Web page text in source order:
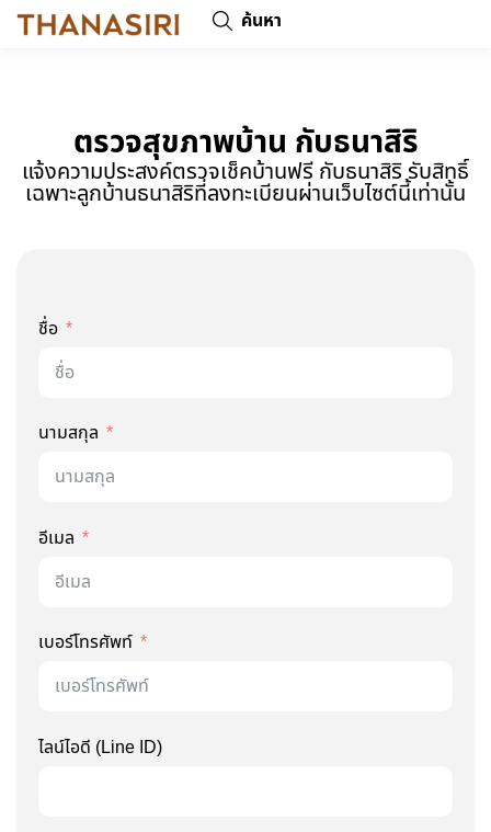
ค้นหา
ตรวจสุขภาพบ้าน กับธนาสิริ
แจ้งความประสงค์ตรวจเช็คบ้านฟรี กับธนาสิริ รับสิทธิ์
เฉพาะลูกบ้านธนาสิริที่ลงทะเบียนผ่านเว็บไซต์นี้เท่านั้น
ชื่อ
นามสกุล
อีเมล
เบอร์โทรศัพท์
ไลน์ไอดี (Line ID)